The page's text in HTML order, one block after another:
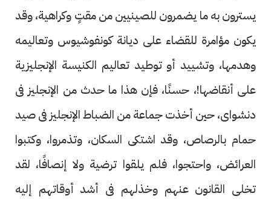
يسترون به ما يضمرون للصينيين من مقتٍ وكراهية، وقد
يكون مؤامرة للقضاء على ديانة كونفوشيوس وتعاليمه
وهدمها، وتشييد أو توطيد تعاليم الكنيسة الإنجليزية
على أنقاضها!، حسنًا، فإن هذا ما حدث من الإنجليز فى
دنشواى، حين أخذت جماعة من الضباط الإنجليز فى صيد
حمام بالرصاص، وقد اشتكى السكان، وتذمروا، وكتبوا
العرائض، واحتجوا، فلم يلقوا ترضية ولا إنصافًا، لقد
تخلى القانون عنهم وخذلهم فى أشد أوقاتهم إليه